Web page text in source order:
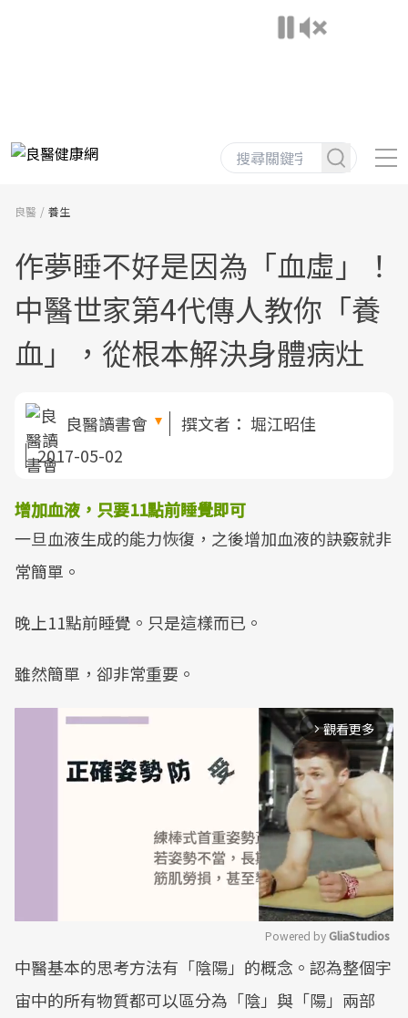
良醫 養生
作夢睡不好是因為「血虛」！
中醫世家第4代傳人教你「養
血」，從根本解決身體病灶
良醫讀書會 撰文者： 堀江昭佳
2017-05-02
增加血液，只要11點前睡覺即可
一旦血液生成的能力恢復，之後增加血液的訣竅就非
常簡單。
晚上11點前睡覺。只是這樣而已。
雖然簡單，卻非常重要。
arrow_forward_ios 觀看更多
Mute
Powered by GliaStudios
中醫基本的思考方法有「陰陽」的概念。認為整個宇
宙中的所有物質都可以區分為「陰」與「陽」兩部